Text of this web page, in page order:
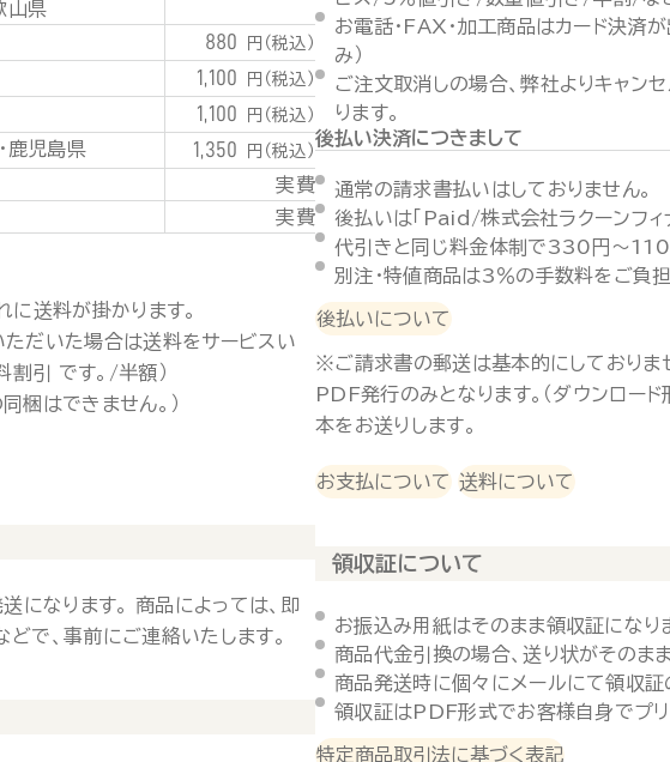
山県
880 円（税込）
1,100 円（税込）
1,100 円（税込）
鹿児島県 1,350 円（税込）
実費
実費
送料が掛かります。
だいた場合は送料をサービスい
割引 です。/半額）
梱はできません。）
なります。 商品によっては、即
で、事前にご連絡いたします。
お電話・FAX・加工商品はカード決済
み）
ご注文取消しの場合、弊社よりキャ
ります。
後払い決済につきまして
通常の請求書払いはしておりません。
後払いは「Paid/株式会社ラクーンフィ
代引きと同じ料金体制で330円～
別注・特値商品は3％の手数料をご負担
後払いについて
※ご請求書の郵送は基本的にしておりま
PDF発行のみとなります。（ダウンロー
本をお送りします。
お支払について 送料について
領収証について
お振込み用紙はそのまま領収証になり
商品代金引換の場合、送り状がそのま
商品発送時に個々にメールにて領収証
領収証はPDF形式でお客様自身でプリ
特定商品取引法に基づく表記